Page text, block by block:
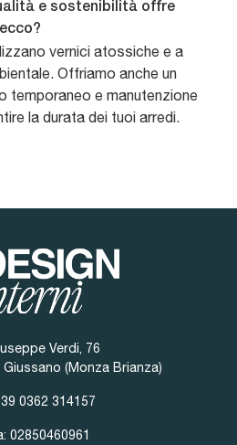
e sostenibilità offre
vernici atossiche e a
Offriamo anche un
temporaneo e manutenzione
la durata dei tuoi arredi.
Verdi, 76
(Monza Brianza)
0362 314157
02850460961